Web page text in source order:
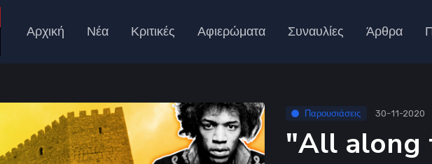
Αρχική Νέα Κριτικές Αφιερώματα Συναυλίες Άρθρα
Παρουσιάσεις 30-11-2020
"All along